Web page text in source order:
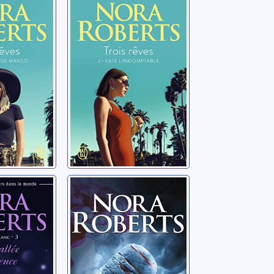
Kate
l'indomptable
Roberts, Nora
du
Le cycle des
sept: 01: Le
serment
Roberts, Nora